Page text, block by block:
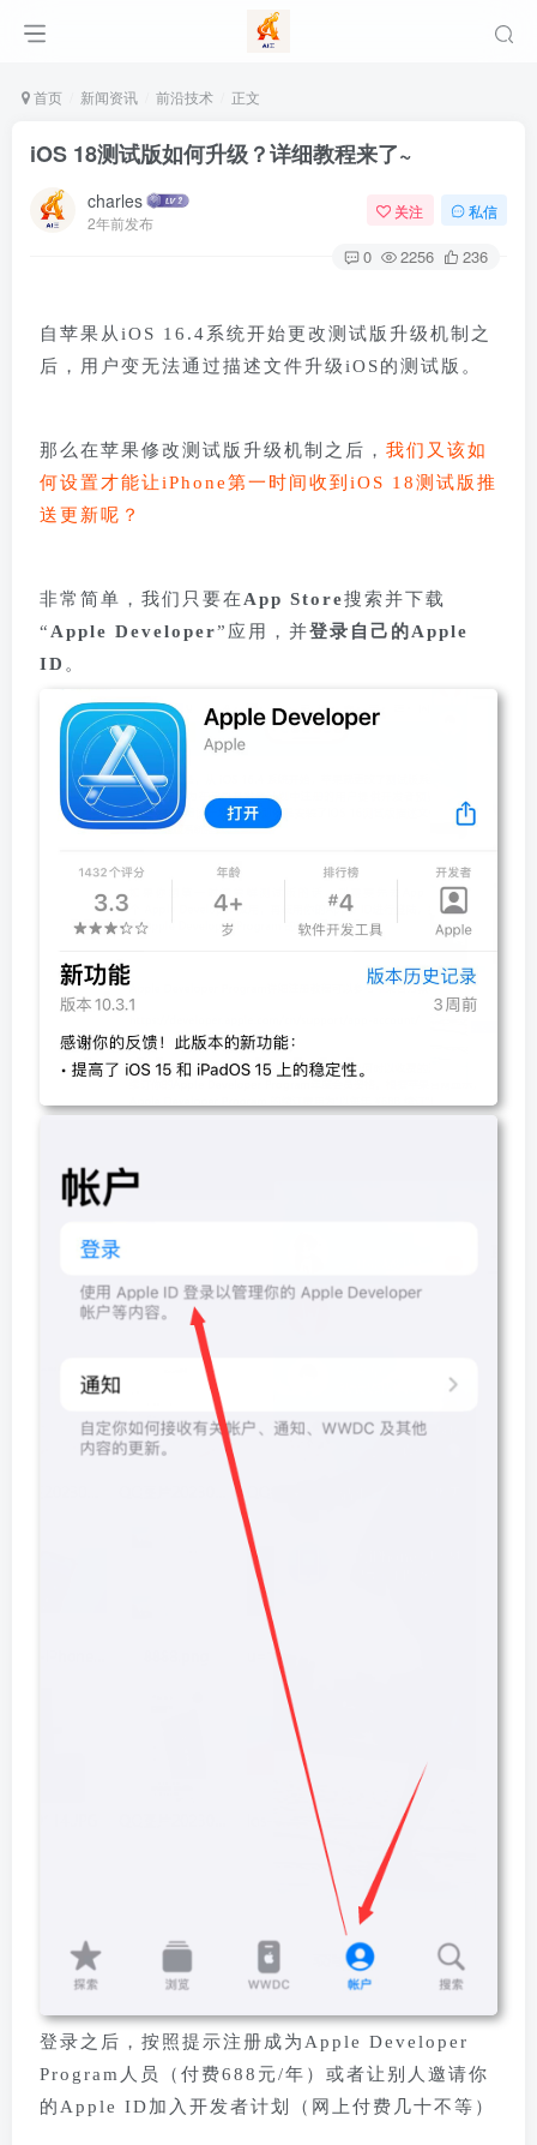
首页 新闻资讯 前沿技术 正文
iOS 18测试版如何升级？详细教程来了~
charles
2年前发布
关注 私信
0 2256 236
自苹果从iOS 16.4系统开始更改测试版升级机制之
后，用户变无法通过描述文件升级iOS的测试版。
那么在苹果修改测试版升级机制之后， 我们又该如
何设置才能让iPhone第一时间收到iOS 18测试版推
送更新呢？
非常简单， 我们只要在 App Store搜索并下载
“ Apple Developer”应用，并登录自己的Apple
ID 。
登录之后，按照提示注册成为Apple Developer
Program人员（付费688元/年）或者让别人邀请你
的Apple ID加入开发者计划
（网上付费几十不等）